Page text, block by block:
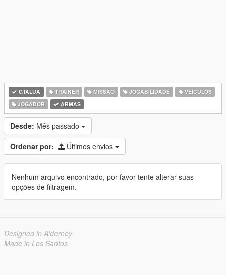
GTALUA TRAINER MISSÃO JOGABILIDADE
VEÍCULOS
JOGADOR
ARMAS
Desde: Mês passado
Ordenar por: Últimos envios
Nenhum arquivo encontrado, por favor tente alterar suas
opções de filtragem.
Designed in Alderney
Made in Los Santos